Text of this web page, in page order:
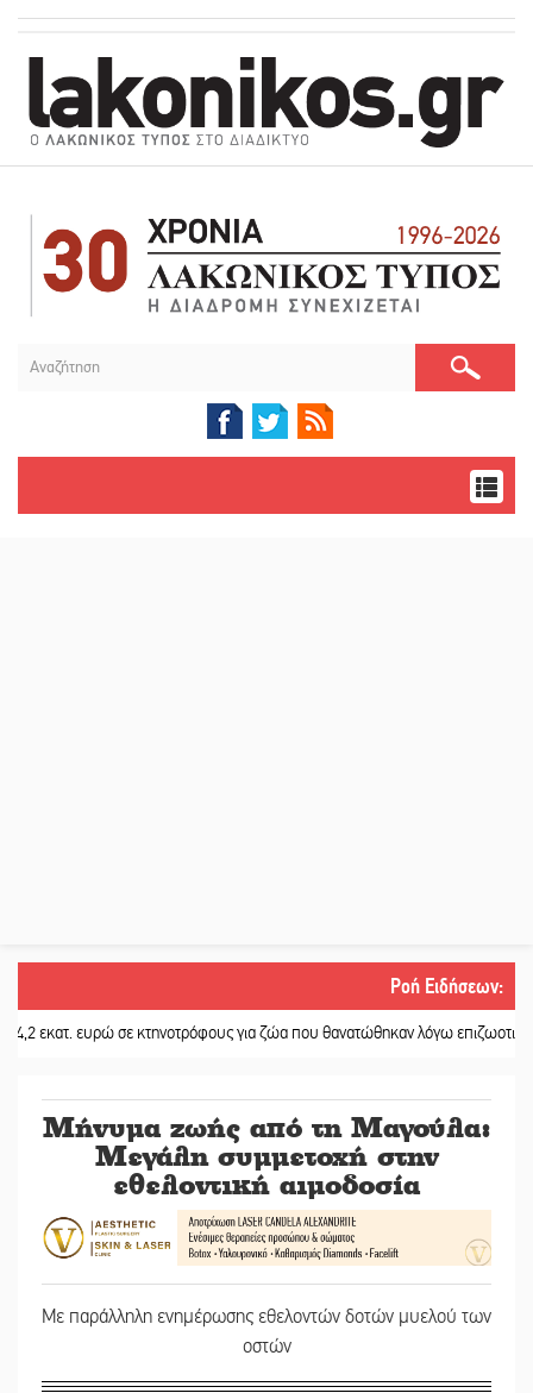
Ροή Ειδήσεων:
ευρώ σε κτηνοτρόφους για ζώα που θανατώθηκαν λόγω επιζωοτιών || Η
Μήνυμα ζωής από τη Μαγούλα:
Μεγάλη συμμετοχή στην
εθελοντική αιμοδοσία
Με παράλληλη ενημέρωσης εθελοντών δοτών μυελού των
οστών